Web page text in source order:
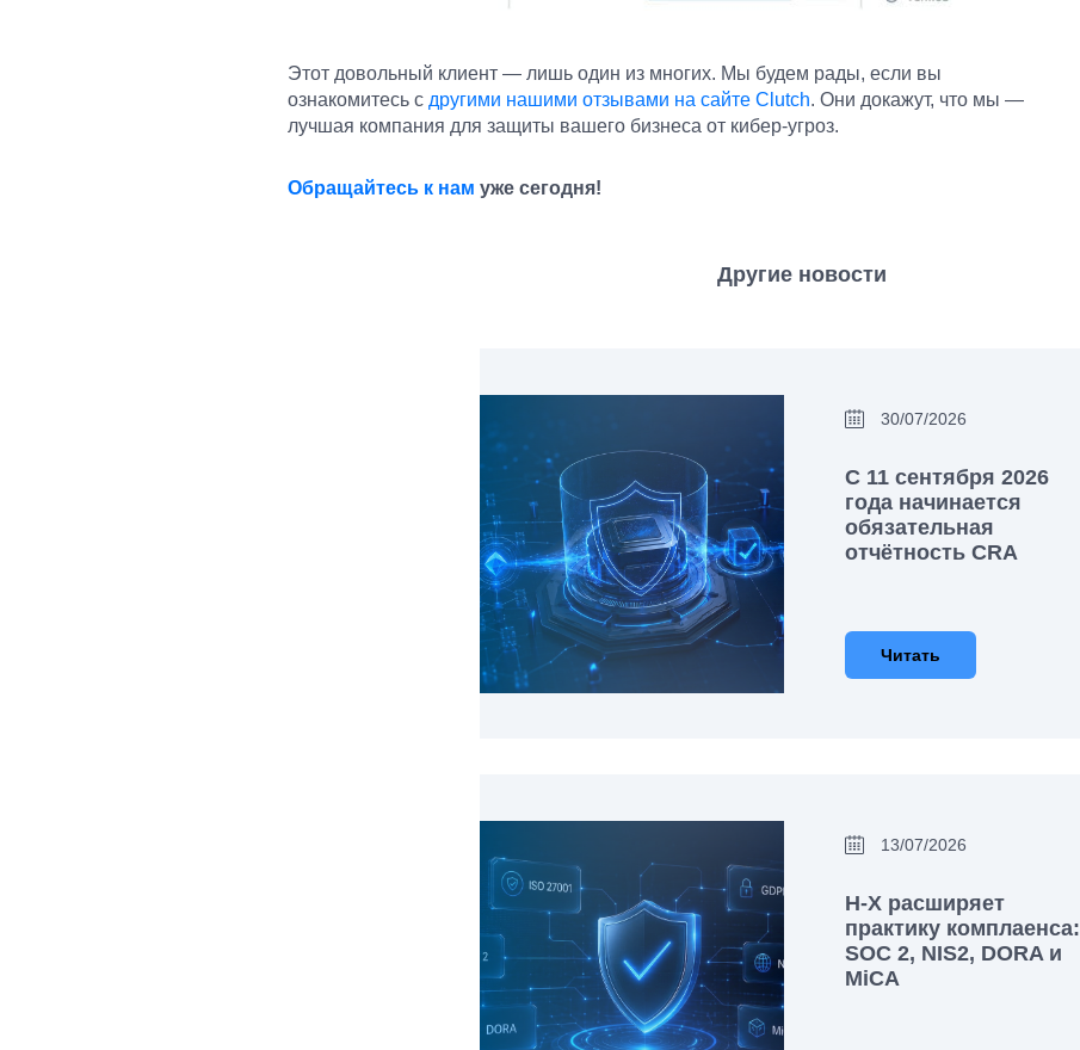
Этот довольный клиент — лишь один из многих. Мы будем рады, если вы
ознакомитесь с другими нашими отзывами на сайте Clutch. Они докажут, что мы —
лучшая компания для защиты вашего бизнеса от кибер-угроз.
Обращайтесь к нам уже сегодня!
Другие новости
30/07/2026
С 11 сентября 2026
года начинается
обязательная
отчётность CRA
Читать
13/07/2026
H-X расширяет
практику комплаенса:
SOC 2, NIS2, DORA и
MiCA